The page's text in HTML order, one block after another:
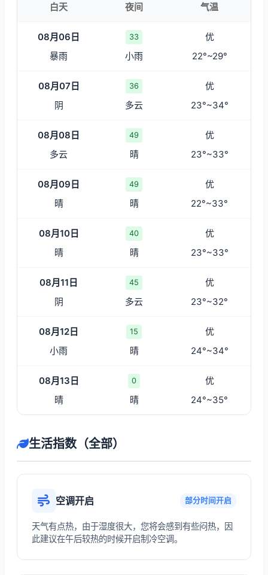
白天
夜间 气温
08月06日 33
优
暴雨
小雨 22°~29°
08月07日 36
优
阴
多云 23°~34°
08月08日 49
优
多云
晴 23°~33°
08月09日 49
优
晴
晴 22°~33°
08月10日 40
优
晴
晴 23°~33°
08月11日 45
优
阴
多云 23°~32°
08月12日 15
优
小雨
晴 24°~34°
08月13日 0
优
晴
晴 24°~35°
生活指数（全部）
空调开启 部分时间开启
天气有点热，由于湿度很大，您将会感到有些闷热，因
此建议在午后较热的时候开启制冷空调。